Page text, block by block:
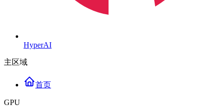
HyperAI
主区域
首页
GPU